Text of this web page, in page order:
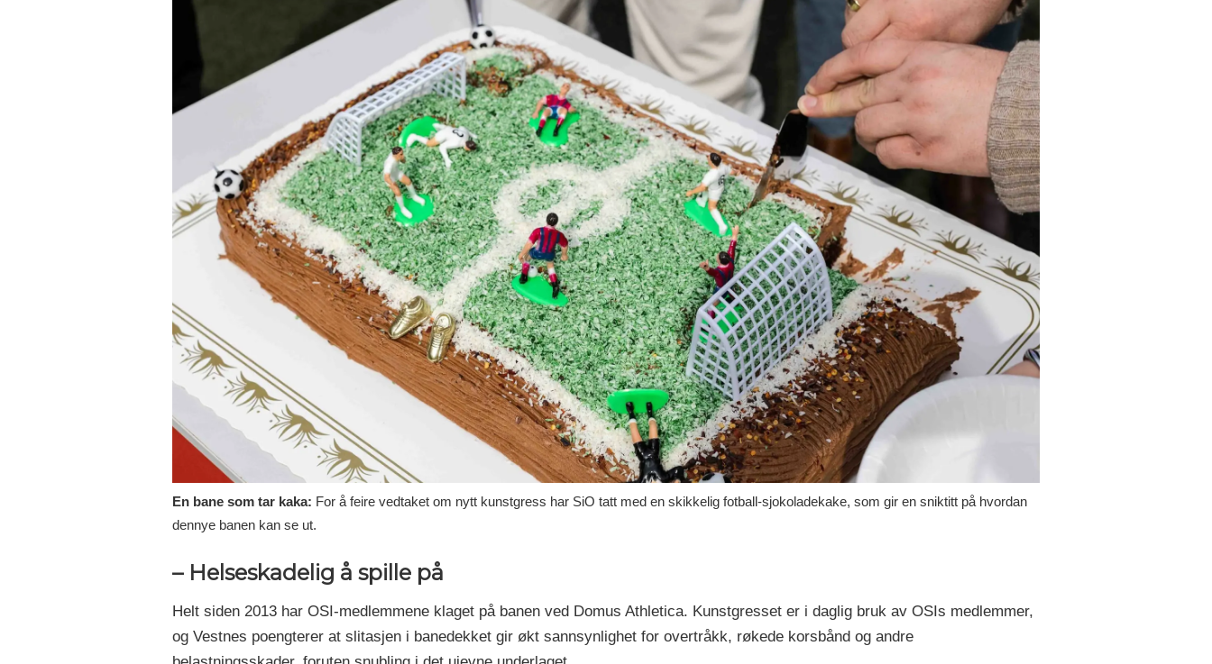
En bane som tar kaka: For å feire vedtaket om nytt kunstgress har SiO tatt med en skikkelig fotball-sjokoladekake, som gir en sniktitt på hvordan
dennye banen kan se ut.
– Helseskadelig å spille på
Helt siden 2013 har OSI-medlemmene klaget på banen ved Domus Athletica. Kunstgresset er i daglig bruk av OSIs medlemmer,
og Vestnes poengterer at slitasjen i banedekket gir økt sannsynlighet for overtråkk, røkede korsbånd og andre